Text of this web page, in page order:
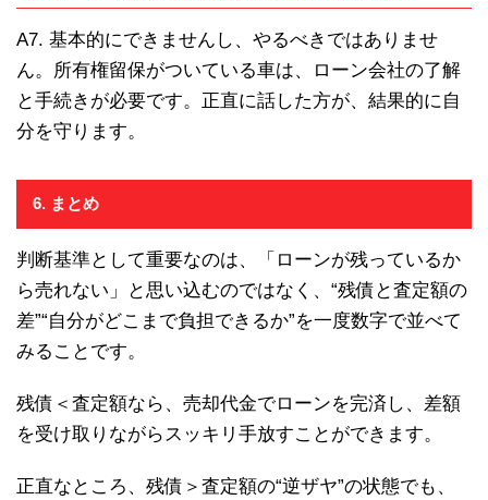
A7. 基本的にできませんし、やるべきではありませ
ん。所有権留保がついている車は、ローン会社の了解
と手続きが必要です。正直に話した方が、結果的に自
分を守ります。
6. まとめ
判断基準として重要なのは、「ローンが残っているか
ら売れない」と思い込むのではなく、“残債と査定額の
差”“自分がどこまで負担できるか”を一度数字で並べて
みることです。
残債＜査定額なら、売却代金でローンを完済し、差額
を受け取りながらスッキリ手放すことができます。
正直なところ、残債＞査定額の“逆ザヤ”の状態でも、